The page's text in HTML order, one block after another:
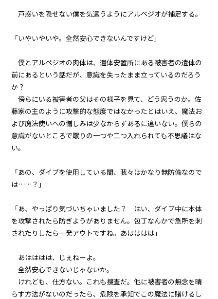
『Serial killer（連続殺人鬼）』
＜１４＞
第１話
『Serial killer（連続殺人鬼）』
第１話
『Serial killer（連続殺人鬼）』
＜１６＞
＜１７＞
『Serial killer（連続殺人鬼）』
＜１８＞
第１話
第１話
『Serial killer（連続殺人鬼）』
＜２０＞
戸惑いを隠せない僕を気遣うようにアルペジオが補足する。
「いやいやいや。全然安心できないんですけど」
僕とアルペジオの肉体は、遺体安置所にある被害者の遺体の
前にあるという話だが、意識を失ったまま立っているのだろう
か？
傍らにいる被害者の父はその様子を見て、どう思うのか。佐
藤家の主のように攻撃的な態度ではなかったとはいえ、魔法お
よび魔法使いへの憎しみは少なからずあるに違いない。僕らの
意識がないところで蹴りの一つや二つ入れられても不思議はな
い。
「あの、ダイブを使用している間、我々はかなり無防備なので
は……？」
「あ、やっぱり気づいちゃいました？ はい、ダイブ中に本体
を攻撃されたら防ぎようがありません。包丁なんかで急所を刺
されたりしたら一発アウトですね。あはははは」
あはははは、じぇねーよ。
全然安心できないじゃないか。
けれども、仕方ない。これも捜査だ。他に被害者の無念を晴
らす方法がないのだったら、危険を承知でこの魔法に賭けるし